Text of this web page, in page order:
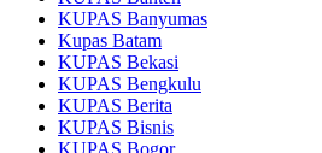
KUPAS Banyumas
Kupas Batam
KUPAS Bekasi
KUPAS Bengkulu
KUPAS Berita
KUPAS Bisnis
KUPAS Bogor